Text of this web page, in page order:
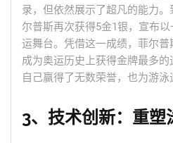
录，但依然展示了超凡的能力
尔普斯再次获得5金1银，宣布
运舞台。凭借这一成绩，菲尔普
成为奥运历史上获得金牌最多
自己赢得了无数荣誉，也为游泳
3、技术创新：重塑